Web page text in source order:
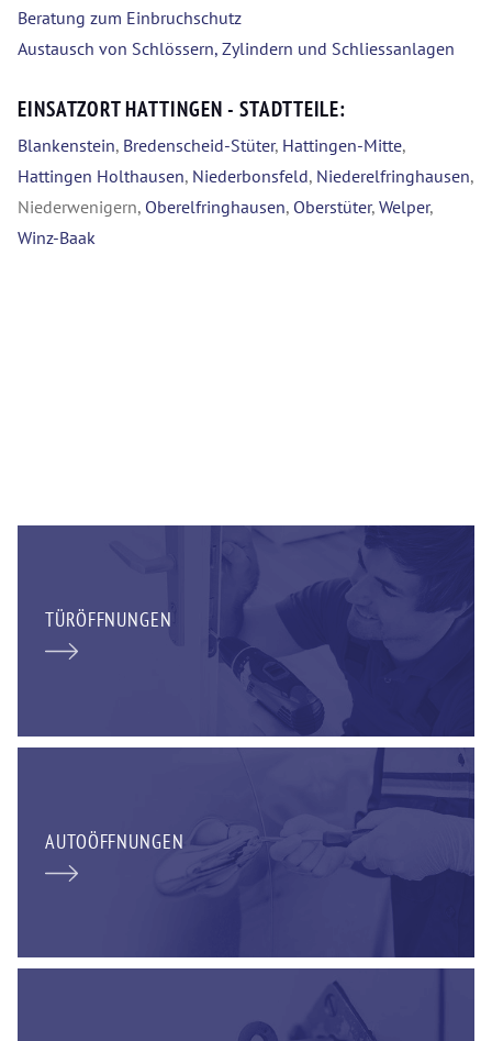
Beratung zum Einbruchschutz
Austausch von Schlössern, Zylindern und Schliessanlagen
EINSATZORT HATTINGEN - STADTTEILE:
Blankenstein, Bredenscheid-Stüter, Hattingen-Mitte,
Hattingen Holthausen, Niederbonsfeld, Niederelfringhausen,
Niederwenigern, Oberelfringhausen, Oberstüter, Welper,
Winz-Baak
TÜRÖFFNUNGEN
AUTOÖFFNUNGEN